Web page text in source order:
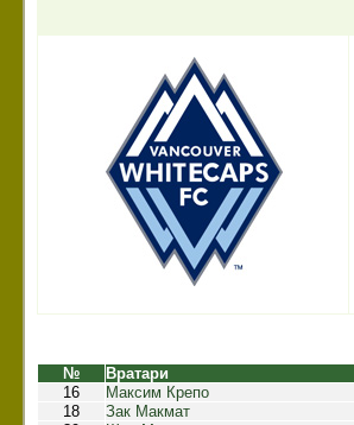
№
Вратари
16
Максим Крепо
18
Зак Макмат